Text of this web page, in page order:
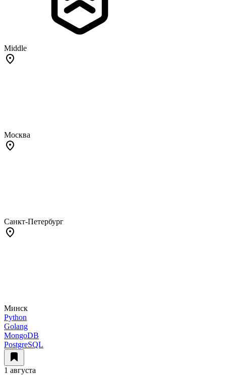
Middle
Москва
Санкт-Петербург
Минск
Python
Golang
MongoDB
PostgreSQL
1 августа